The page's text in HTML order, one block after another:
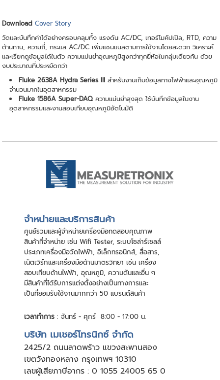
DownloadCover Story
วัดและบันทึกค่าได้อย่างครอบคลุมทั้ง แรงดัน AC/DC, เทอร์โมคัปเปิล, RTD, ความ
ต้านทาน, ความถี่, กระแส AC/DC เพิ่มแชนแนลตามการใช้งานโดยสะดวก วิเคราะห์
และเรียกดูข้อมูลได้ในตัว ความแม่นยำอุณหภูมิสูงกว่าทุกยี่ห้อในกลุ่มเดียวกัน ด้วย
งบประมาณที่ประหยัดกว่า
Fluke 2638A Hydra Series III สำหรับงานเก็บข้อมูลทางไฟฟ้าและอุณหภูมิ
จำนวนมากในอุตสาหกรรม
Fluke 1586A Super-DAQความแม่นยำสุงสุด ใช้บันทึกข้อมูลในงาน
อุตสาหกรรมและงานสอบเทียบอุณหภูมิอัตโนมัติ
จําหน่ายและบริการสินค้า
ศูนย์รวมและผู้จําหน่ายเครื่องมือทดสอบคุณภาพ
สินค้าที่จําหน่าย เช่น Wifi Tester, ระบบโซล่าร์เซลล์
ประเภทเครื่องมือวัดไฟฟ้า, อิเล็กทรอนิกส์, สื่อสาร,
เน็ตเวิร์กและเครื่องมือด้านมาตรวิทยา เช่น เครื่อง
สอบเทียบด้านไฟฟ้า, อุณหภูมิ, ความดันและอื่น ๆ
มีสินค้าที่ได้รับการแต่งตั้งอย่างเป็นทางการและ
เป็นที่ยอมรับใช้งานมากกว่า 50 แบรนด์สินค้า
เวลาทำการ : จันทร์ - ศุกร์ 8:00 - 17:00 น.
บริษัท เมเชอร์โทรนิกซ์ จำกัด
2425/2 ถนนลาดพร้าว แขวงสะพานสอง
เขตวังทองหลาง กรุงเทพฯ 10310
เลขผู้เสียภาษีอากร : 0 1055 24005 65 0